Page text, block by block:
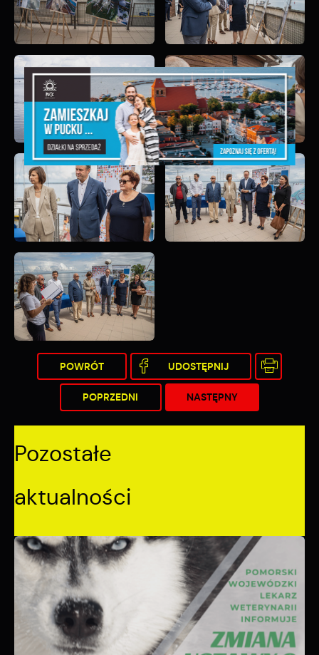
POWRÓT UDOSTĘPNIJ
POPRZEDNI NASTĘPNY
Pozostałe
aktualności